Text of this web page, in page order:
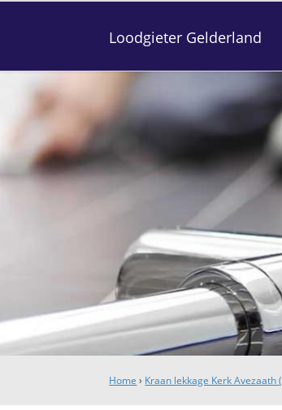
Loodgieter Gelderland
Home › Kraan lekkage Kerk Avezaath